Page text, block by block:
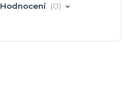
Hodnocení 0